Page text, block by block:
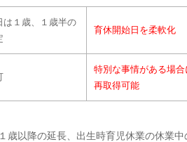
は１歳、１歳半の
育休開始日を柔軟化
特別な事情がある場合
再取得可能
以降の延長、出生時育児休業の休業中